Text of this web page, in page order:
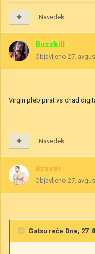
Navedek
Buzzkill
Objavljeno 27.
Virgin pleb pirat vs chad
Navedek
dzaver
Objavljeno 27.
Gatsu reče Dne, 27.